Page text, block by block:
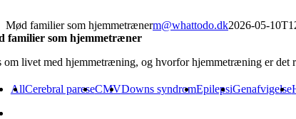
Mød familier som hjemmetrænerm@whattodo.dk2026-05-
familier som hjemmetræner
livet med hjemmetræning, og hvorfor hjemmetræning er det
AllCerebral pareseCMVDowns syndromEpilepsiGenafvigelse